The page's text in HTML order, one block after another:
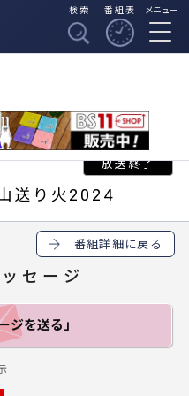
検索 番組表 メニュー
送り火2024
番組詳細に戻る
セージ
ジを送る」